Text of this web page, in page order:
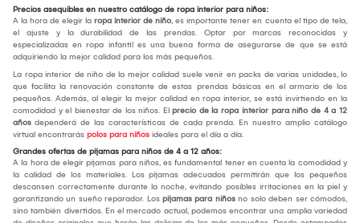
Precios asequibles en nuestro catálogo de ropa interior para niños:
A la hora de elegir la ropa interior de niño, es importante tener en cuenta el tipo de tela,
el ajuste y la durabilidad de las prendas. Optar por marcas reconocidas y
especializadas en ropa infantil es una buena forma de asegurarse de que se está
adquiriendo la mejor calidad para los más pequeños.
La ropa interior de niño de la mejor calidad suele venir en packs de varias unidades, lo
que facilita la renovación constante de estas prendas básicas en el armario de los
pequeños. Además, al elegir la mejor calidad en ropa interior, se está invirtiendo en la
comodidad y el bienestar de los niños. El precio de la ropa interior para niño de 4 a 12
años dependerá de las características de cada prenda. En nuestro amplio catálogo
virtual encontrarás polos para niños ideales para el día a día.
Grandes ofertas de pijamas para niños de 4 a 12 años:
A la hora de elegir pijamas para niños, es fundamental tener en cuenta la comodidad y
la calidad de los materiales. Los pijamas adecuados permitirán que los pequeños
descansen correctamente durante la noche, evitando posibles irritaciones en la piel y
garantizando un sueño reparador. Los pijamas para niños no solo deben ser cómodos,
sino también divertidos. En el mercado actual, podemos encontrar una amplia variedad